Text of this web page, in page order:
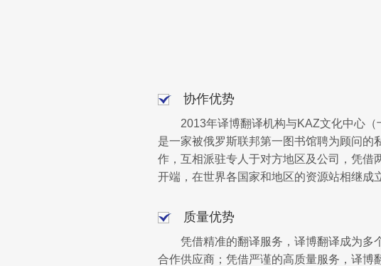
协作优势
2013年译博翻译机构与KAZ文化中心
是一家被俄罗斯联邦第一图书馆聘为顾问
作，互相派驻专人于对方地区及公司，凭借
开端，在世界各国家和地区的资源站相继成
质量优势
凭借精准的翻译服务，译博翻译成为多
合作供应商；凭借严谨的高质量服务，译博